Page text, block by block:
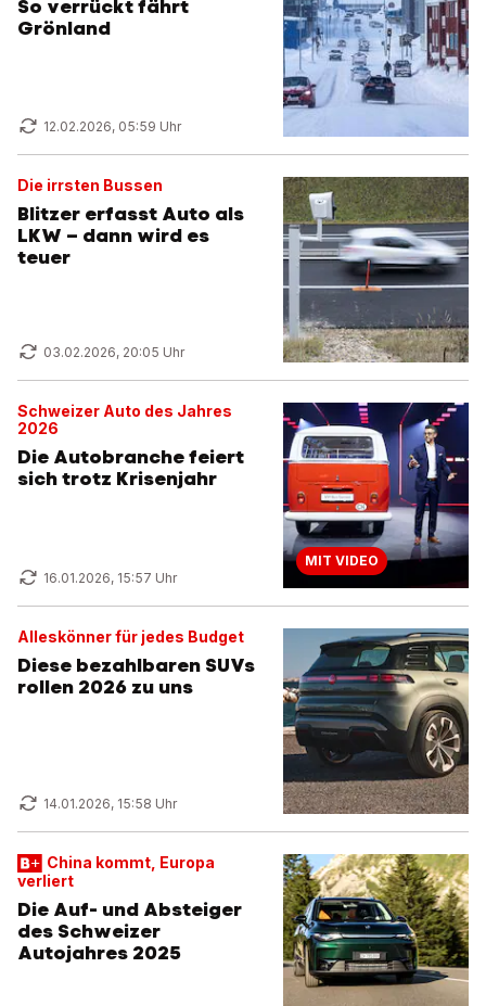
So verrückt fährt
Grönland
12.02.2026, 05:59 Uhr
Die irrsten Bussen
Blitzer erfasst Auto als
LKW – dann wird es
teuer
03.02.2026, 20:05 Uhr
Schweizer Auto des Jahres
2026
Die Autobranche feiert
sich trotz Krisenjahr
16.01.2026, 15:57 Uhr
MIT VIDEO
Alleskönner für jedes Budget
Diese bezahlbaren SUVs
rollen 2026 zu uns
14.01.2026, 15:58 Uhr
China kommt, Europa
verliert
Die Auf- und Absteiger
des Schweizer
Autojahres 2025